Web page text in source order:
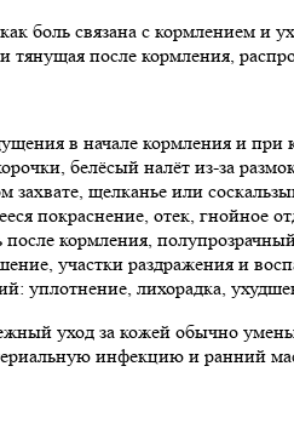
связана с кормлением и
после кормления,
в начале кормления и при
белёсый налёт из-за
щелканье или
покраснение, отек, гнойное
кормления,
участки раздражения и
лихорадка,
уход за кожей обычно
инфекцию и ранний